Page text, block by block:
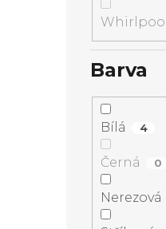
Whirlpool
Barva
Bílá 4
Černá 0
Nerezová